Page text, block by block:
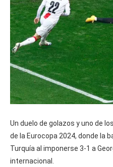
Un duelo de golazos y uno de
de la Eurocopa 2024, donde la
Turquía al imponerse 3-1 a
internacional.